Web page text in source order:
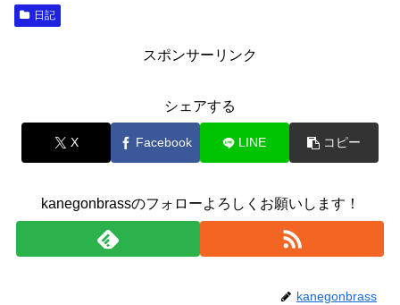
日記
スポンサーリンク
シェアする
X Facebook LINE コピー
kanegonbrassのフォローよろしくお願いします！
kanegonbrass